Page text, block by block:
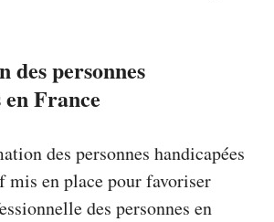
personnes
en France
des personnes handicapées
mis en place pour favoriser
des personnes en